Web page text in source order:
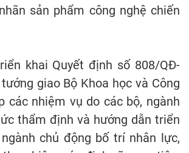
sản phẩm công nghệ chiến
khai Quyết định số 808/QĐ-
giao Bộ Khoa học và Công
các nhiệm vụ do các bộ, ngành
thẩm định và hướng dẫn triển
chủ động bố trí nhân lực,